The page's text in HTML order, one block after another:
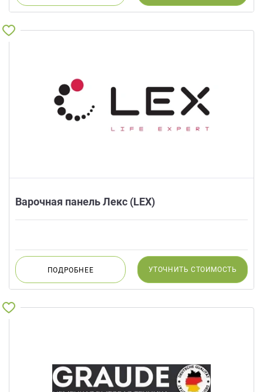
Варочная панель Лекс (LEX)
ПОДРОБНЕЕ УТОЧНИТЬ СТОИМОСТЬ